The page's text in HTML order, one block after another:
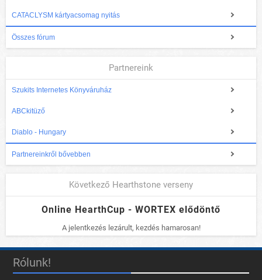
CATACLYSM kártyacsomag nyitás
Összes fórum
Partnereink
Szukits Internetes Könyváruház
ABCkitüző
Diablo - Hungary
Partnereinkről bővebben
Következő Hearthstone verseny
Online HearthCup - WORTEX elődöntő
A jelentkezés lezárult, kezdés hamarosan!
Rólunk!